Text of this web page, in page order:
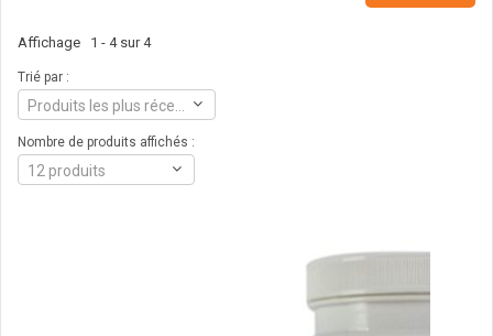
Affichage 1 - 4 sur 4
Trié par :
Nombre de produits affichés :
12 produits